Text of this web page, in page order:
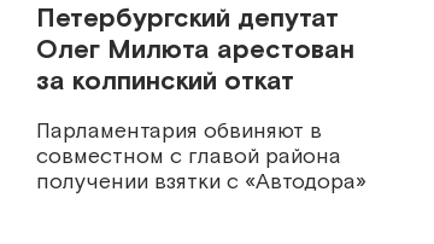
Петербургский депутат
Олег Милюта арестован
за колпинский откат
Парламентария обвиняют в
совместном с главой района
получении взятки с «Автодора»